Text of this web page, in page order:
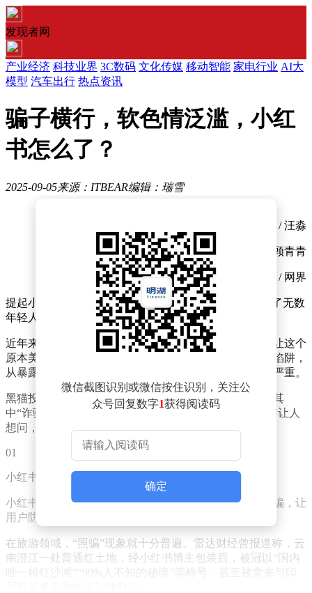
发现者网
产业经济 科技业界 3C数码 文化传媒 移动智能 家电行业 AI大
模型 汽车出行 热点资讯
骗子横行，软色情泛滥，小红
书怎么了？
2025-09-05来源：ITBEAR编辑：瑞雪
文 / 汪淼
美编 / 顾青青
出品 / 网界
提起小红书，这个曾经以“标记我的生活”为口号，吸引了无数
年轻人的生活方式社区，如今却麻烦不断。
近年来，小红书上骗子横行，软色情内容也屡禁不止，让这个
原本美好的平台变得乌烟瘴气。从虚假种草到各种诈骗陷阱，
从暴露、同性恋到违禁设备销售，小红书的问题越来越严重。
黑猫投诉平台数据显示，小红书近年以来投诉量飙升，其
中“诈骗”“售假”“虚假宣传”相关投诉占比超40%。这不禁让人
想问，小红书到底怎么了?
01
小红书成了骗子的“乐园”
小红书上的骗局那真是五花八门，从虚假种草到各种诈骗，让
用户防不胜防。
在旅游领域，“照骗”现象就十分普遍。雷达财经曾报道称，云
南澄江一处普通红土地，经小红书博主包装后，被冠以“国内
唯一粉红沙滩”“99%人不知的秘境”等称号，甚至被拿来与印
微信截图识别或微信按住识别，关注公
众号回复数字1获得阅读码
确定